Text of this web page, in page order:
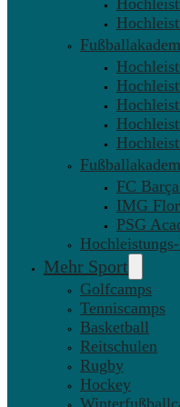
FC
IMG
PSG
Mehr Sport
Golfcamps
Tenniscamps
Basketball
Reitschulen
Rugby
Hockey